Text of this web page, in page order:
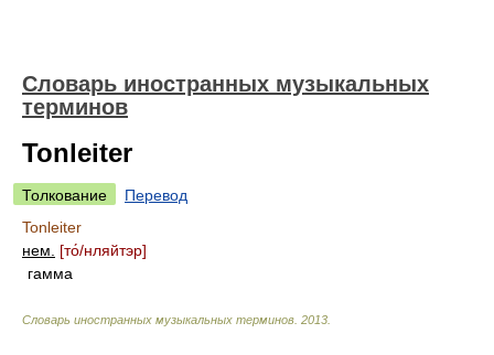
Словарь иностранных музыкальных
терминов
Tonleiter
Толкование
Перевод
Tonleiter
нем.
[то́/нляйтэр]
гамма
Словарь иностранных музыкальных терминов 2013